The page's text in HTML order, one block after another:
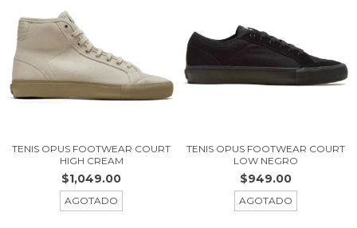
TENIS OPUS FOOTWEAR COURT
HIGH CREAM
$1,049.00
AGOTADO
TENIS OPUS FOOTWEAR COURT
LOW NEGRO
$949.00
AGOTADO